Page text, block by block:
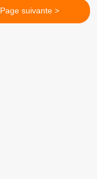
Page suivante >